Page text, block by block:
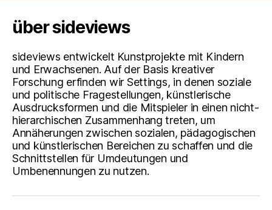
über sideviews
sideviews entwickelt Kunstprojekte mit Kindern
und Erwachsenen. Auf der Basis kreativer
Forschung erfinden wir Settings, in denen soziale
und politische Fragestellungen, künstlerische
Ausdrucksformen und die Mitspieler in einen nicht-
hierarchischen Zusammenhang treten, um
Annäherungen zwischen sozialen, pädagogischen
und künstlerischen Bereichen zu schaffen und die
Schnittstellen für Umdeutungen und
Umbenennungen zu nutzen.